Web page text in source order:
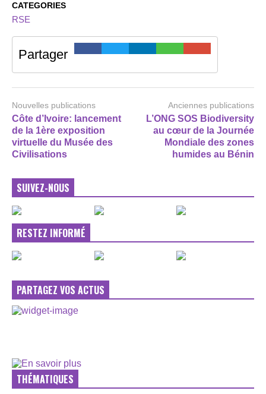
CATEGORIES
RSE
Partager
Nouvelles publications
Côte d’Ivoire: lancement
de la 1ère exposition
virtuelle du Musée des
Civilisations
Anciennes publications
L’ONG SOS Biodiversity
au cœur de la Journée
Mondiale des zones
humides au Bénin
SUIVEZ-NOUS
RESTEZ INFORMÉ
PARTAGEZ VOS ACTUS
THÉMATIQUES